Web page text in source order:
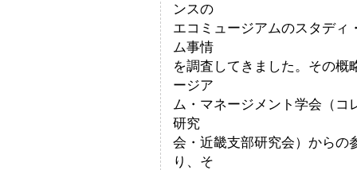
ンスの
エコミュージアムのスタディ
ム事情
を調査してきました。その概
ージア
ム・マネージメント学会（コ
研究
会・近畿支部研究会）からの
り、そ